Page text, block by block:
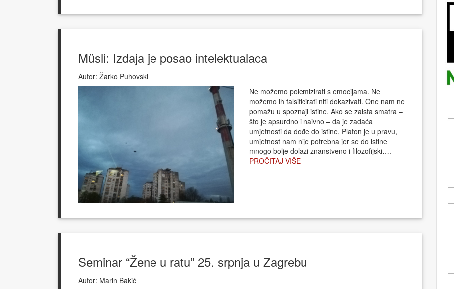
Müsli: Izdaja je posao intelektualaca
Autor: Žarko Puhovski
Ne možemo polemizirati s emocijama. Ne
možemo ih falsificirati niti dokazivati. One nam ne
pomažu u spoznaji istine. Ako se zaista smatra –
što je apsurdno i naivno – da je zadaća
umjetnosti da dođe do istine, Platon je u pravu,
umjetnost nam nije potrebna jer se do istine
mnogo bolje dolazi znanstveno i filozofijski….
PROČITAJ VIŠE
Seminar “Žene u ratu” 25. srpnja u Zagrebu
Autor: Marin Bakić